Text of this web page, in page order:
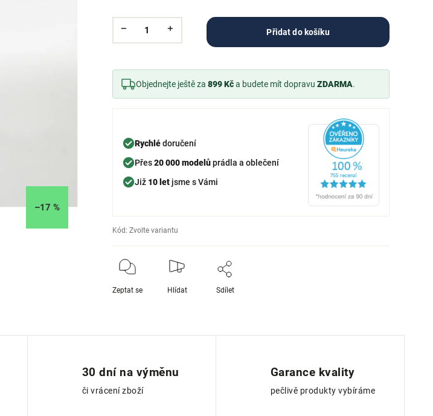
–17 %
Přidat do košíku
Objednejte ještě za 899 Kča budete mít dopravu ZDARMA.
Rychlédoručení
Přes20 000 modelůprádla a oblečení
Již 10 letjsme s Vámi
Kód: Zvolte variantu
Zeptat se Hlídat Sdílet
30 dní na výměnu
či vrácení zboží
Garance kvality
pečlivě produkty vybíráme